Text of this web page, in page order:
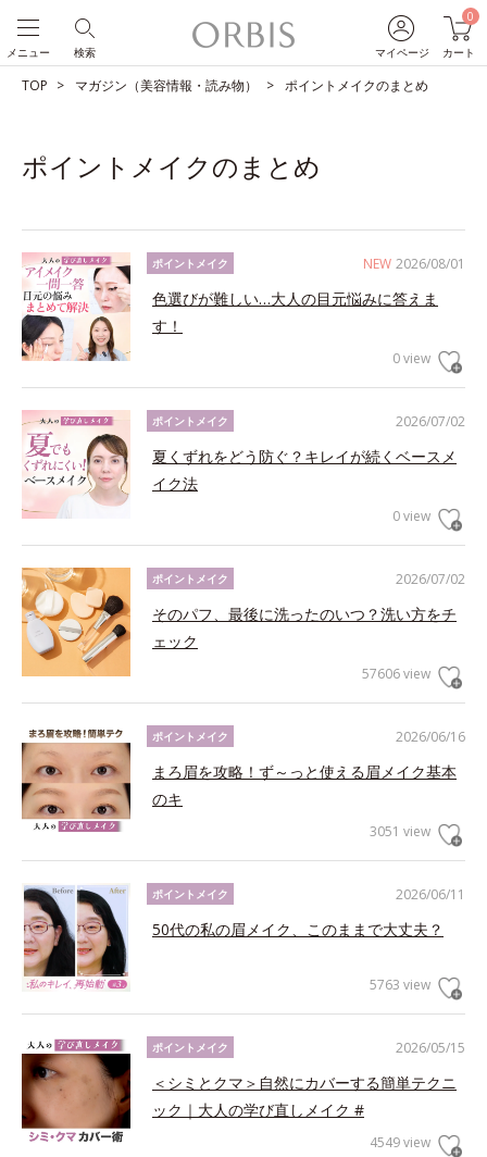
マイページ
0
カート
検索
メニュー
TOP マガジン（美容情報・読み物） ポイントメイクのまとめ
ポイントメイクのまとめ
NEW 2026/08/01
ポイントメイク
色選びが難しい…大人の目元悩みに答えま
す！
0 view
2026/07/02
ポイントメイク
夏くずれをどう防ぐ？キレイが続くベースメ
イク法
0 view
2026/07/02
ポイントメイク
そのパフ、最後に洗ったのいつ？洗い方をチ
ェック
57606 view
2026/06/16
ポイントメイク
まろ眉を攻略！ず～っと使える眉メイク基本
のキ
3051 view
2026/06/11
ポイントメイク
50代の私の眉メイク、このままで大丈夫？
5763 view
2026/05/15
ポイントメイク
＜シミとクマ＞自然にカバーする簡単テクニ
ック｜大人の学び直しメイク #
4549 view